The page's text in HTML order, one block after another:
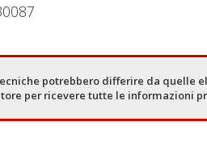
potrebbero differire da quelle
per ricevere tutte le informazioni